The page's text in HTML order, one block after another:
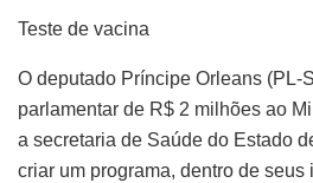
Teste de vacina
O deputado Príncipe Orleans (PL-
parlamentar de R$ 2 milhões ao
a secretaria de Saúde do Estado
criar um programa, dentro de seus